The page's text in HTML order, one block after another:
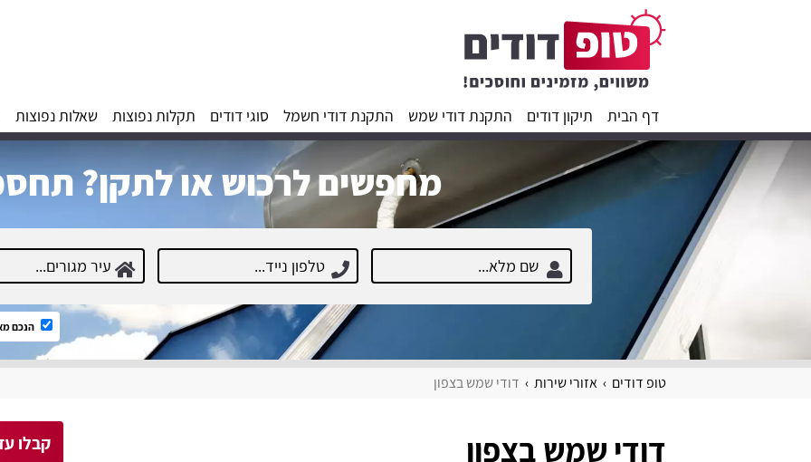
דף הבית תיקון דודים התקנת דודי שמש התקנת דודי חשמל סוגי דודים תקלות נפוצות שאלות נפוצות
מחפשים לרכוש או לתקן?
הנכם
טופ דודים אזורי שירות דודי שמש בצפון
דודי שמש בצפון קבלו עד 3 הצעות